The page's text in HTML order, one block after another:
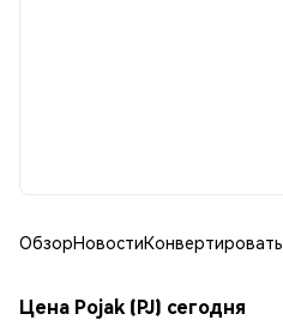
ОбзорНовостиКонвертировать
Цена Pojak (PJ) сегодня